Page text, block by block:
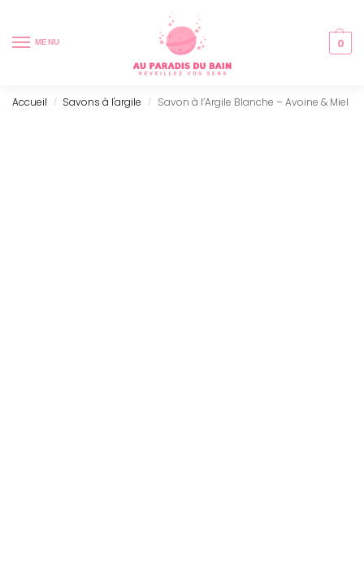
MENU 0
Accueil / Savons à l'argile / Savon à l’Argile Blanche – Avoine & Miel